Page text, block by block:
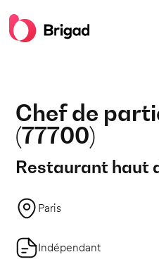
Chef de
(77700)
Restaurant haut
Paris
Indépendant